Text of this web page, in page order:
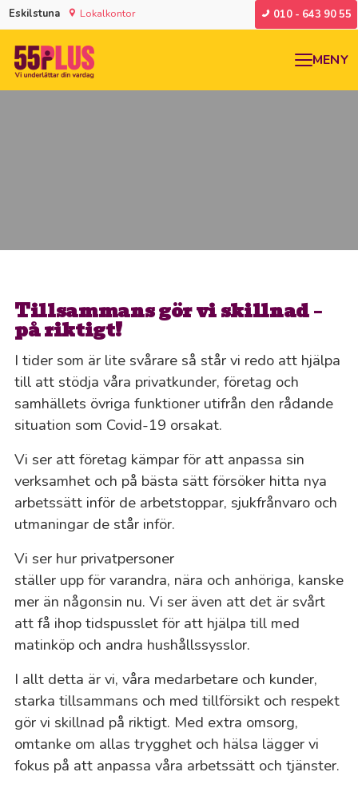
Eskilstuna Lokalkontor 010 - 643 90 55
MENY
Tillsammans gör vi skillnad –
på riktigt!
I tider som är lite svårare så står vi redo att hjälpa
till att stödja våra privatkunder, företag och
samhällets övriga funktioner utifrån den rådande
situation som Covid-19 orsakat.
Vi ser att företag kämpar för att anpassa sin
verksamhet och på bästa sätt försöker hitta nya
arbetssätt inför de arbetstoppar, sjukfrånvaro och
utmaningar de står inför.
Vi ser hur privatpersoner
ställer upp för varandra, nära och anhöriga, kanske
mer än någonsin nu. Vi ser även att det är svårt
att få ihop tidspusslet för att hjälpa till med
matinköp och andra hushållssysslor.
I allt detta är vi, våra medarbetare och kunder,
starka tillsammans och med tillförsikt och respekt
gör vi skillnad på riktigt. Med extra omsorg,
omtanke om allas trygghet och hälsa lägger vi
fokus på att anpassa våra arbetssätt och tjänster.